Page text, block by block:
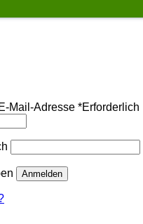
Mail-Adresse *Erforderlich
Anmelden